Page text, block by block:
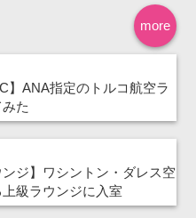
more
】ANA指定のトルコ航空ラ
た
ンジ】ワシントン・ダレス空
級ラウンジに入室